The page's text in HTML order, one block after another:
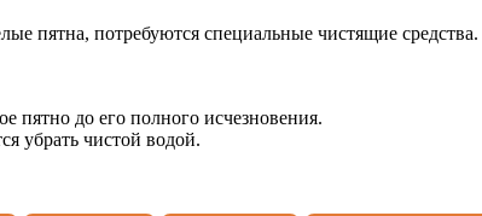
пятна, потребуются специальные чистящие средства.
пятно до его полного исчезновения.
убрать чистой водой.